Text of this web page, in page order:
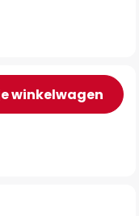
winkelwagen